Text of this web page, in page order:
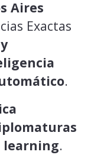
Aires
Exactas
.
learning.